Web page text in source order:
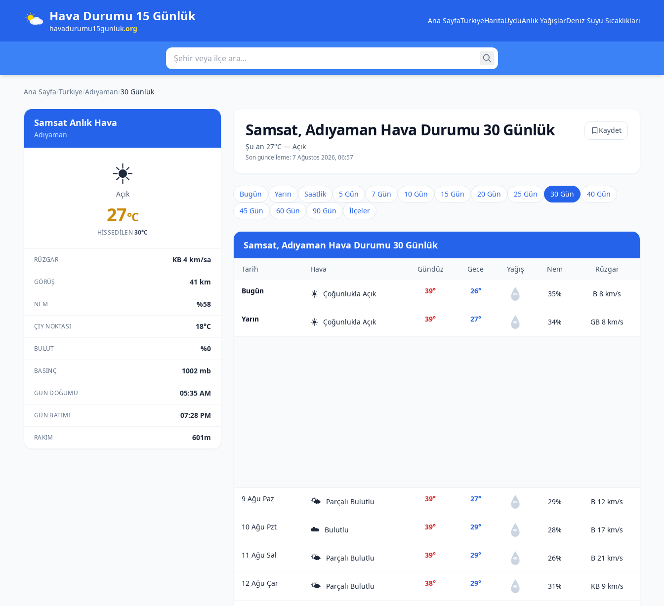
Hava Durumu 15 Günlük
havadurumu15gunluk.org
Ana SayfaTürkiyeHaritaUyduAnlık YağışlarDeniz Suyu Sıcaklıkları
Şehir veya ilçe ara
Ana Sayfa/Türkiye/Adıyaman/30 Günlük
Samsat Anlık Hava
Adıyaman
☀️
Açık
27°C
HISSEDILEN30°C
RÜZGAR KB 4 km/sa
GÖRÜŞ 41 km
NEM %58
ÇIY NOKTASI 18°C
BULUT %0
BASINÇ 1002 mb
GÜN DOĞUMU 05:35 AM
GÜN BATIMI 07:28 PM
RAKIM 601m
Samsat, Adıyaman Hava Durumu 30 Günlük
Şu an 27°C — Açık
Son güncelleme:7 Ağustos 2026, 06:57
Kaydet
Bugün Yarın Saatlik 5 Gün 7 Gün 10 Gün 15 Gün 20 Gün 25 Gün 30 Gün
40 Gün
45 Gün
60 Gün 90 Gün İlçeler
Samsat, Adıyaman Hava Durumu 30 Günlük
Tarih Hava Gündüz Gece Yağış Nem Rüzgar
Bugün ☀️ Çoğunlukla Açık 39° 26° 0% 35% B 8 km/s
Yarın ☀️ Çoğunlukla Açık 39° 27° 0% 34% GB 8 km/s
9 Ağu Paz 🌤️ Parçalı Bulutlu 39° 27° 0% 29% B 12 km/s
10 Ağu Pzt ☁️ Bulutlu 39° 29° 0% 28% B 17 km/s
11 Ağu Sal 🌤️ Parçalı Bulutlu 39° 29° 0% 26% B 21 km/s
12 Ağu Çar 🌤️ Parçalı Bulutlu 38° 29° 0% 31% KB 9 km/s